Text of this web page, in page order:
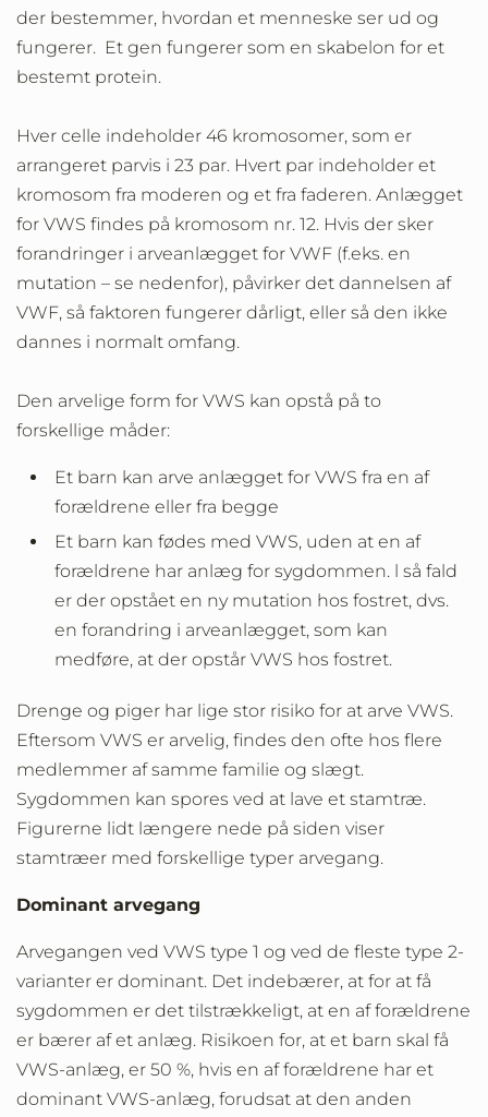
der bestemmer, hvordan et menneske ser ud og
fungerer. Et gen fungerer som en skabelon for et
bestemt protein.
Hver celle indeholder 46 kromosomer, som er
arrangeret parvis i 23 par. Hvert par indeholder et
kromosom fra moderen og et fra faderen. Anlægget
for VWS findes på kromosom nr. 12. Hvis der sker
forandringer i arveanlægget for VWF (f.eks. en
mutation – se nedenfor), påvirker det dannelsen af
VWF, så faktoren fungerer dårligt, eller så den ikke
dannes i normalt omfang.
Den arvelige form for VWS kan opstå på to
forskellige måder:
Et barn kan arve anlægget for VWS fra en af
forældrene eller fra begge
Et barn kan fødes med VWS, uden at en af
forældrene har anlæg for sygdommen. l så fald
er der opstået en ny mutation hos fostret, dvs.
en forandring i arveanlægget, som kan
medføre, at der opstår VWS hos fostret.
Drenge og piger har lige stor risiko for at arve VWS.
Eftersom VWS er arvelig, findes den ofte hos flere
medlemmer af samme familie og slægt.
Sygdommen kan spores ved at lave et stamtræ.
Figurerne lidt længere nede på siden viser
stamtræer med forskellige typer arvegang.
Dominant arvegang
Arvegangen ved VWS type 1 og ved de fleste type 2-
varianter er dominant. Det indebærer, at for at få
sygdommen er det tilstrækkeligt, at en af forældrene
er bærer af et anlæg. Risikoen for, at et barn skal få
VWS-anlæg, er 50 %, hvis en af forældrene har et
dominant VWS-anlæg, forudsat at den anden